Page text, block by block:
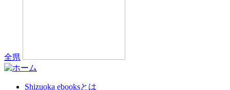
全県
Shizuoka ebooksとは